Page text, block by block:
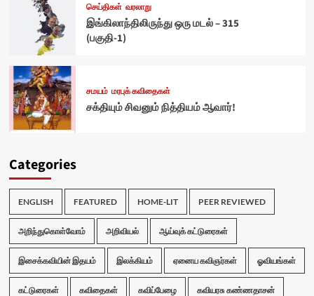
செய்திகள் வரலாறு
இங்கிலாந்திலிருந்து ஒரு மடல் – 315
(பகுதி-1)
சமயம் மரபுக் கவிதைகள்
சக்தியும் சிவனும் நித்தியம் ஆவார்!
Categories
ENGLISH FEATURED HOME-LIT PEER REVIEWED
அறிந்துகொள்வோம் அறிவியல் ஆய்வுக் கட்டுரைகள்
இசைக்கவியின் இதயம் இலக்கியம் ஏனைய கவிஞர்கள் ஓவியங்கள்
கட்டுரைகள் கவிதைகள் கவிப்பேழை கவியரசு கண்ணதாசன்